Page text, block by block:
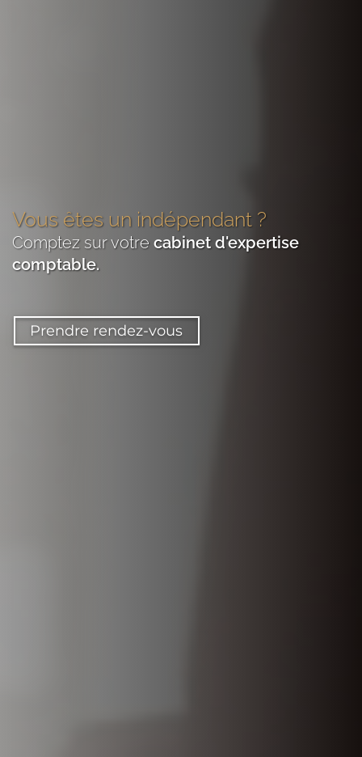
Vous êtes un indépendant ?
Comptez sur votre cabinet d'expertise
comptable.
Prendre rendez-vous